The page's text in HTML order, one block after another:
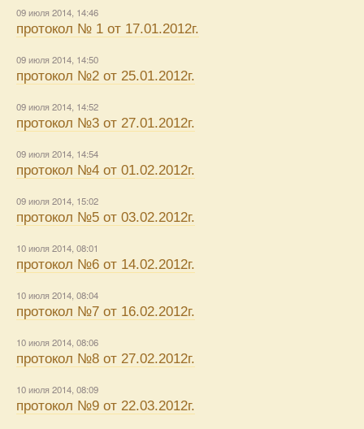
09 июля 2014, 14:46
протокол № 1 от 17.01.2012г.
09 июля 2014, 14:50
протокол №2 от 25.01.2012г.
09 июля 2014, 14:52
протокол №3 от 27.01.2012г.
09 июля 2014, 14:54
протокол №4 от 01.02.2012г.
09 июля 2014, 15:02
протокол №5 от 03.02.2012г.
10 июля 2014, 08:01
протокол №6 от 14.02.2012г.
10 июля 2014, 08:04
протокол №7 от 16.02.2012г.
10 июля 2014, 08:06
протокол №8 от 27.02.2012г.
10 июля 2014, 08:09
протокол №9 от 22.03.2012г.